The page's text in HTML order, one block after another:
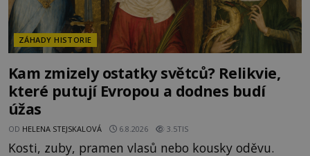
ZÁHADY HISTORIE
Kam zmizely ostatky světců? Relikvie,
které putují Evropou a dodnes budí
úžas
OD HELENA STEJSKALOVÁ 6.8.2026 3.5TIS
Kosti, zuby, pramen vlasů nebo kousky oděvu.